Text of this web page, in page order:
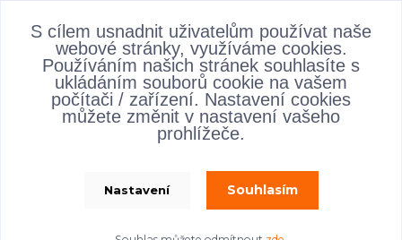
AKTUALITY
S cílem usnadnit uživatelům používat naše
webové stránky, využíváme cookies.
Používáním našich stránek souhlasíte s
ukládáním souborů cookie na vašem
počítači / zařízení. Nastavení cookies
můžete změnit v nastavení vašeho
prohlížeče.
Nastavení Souhlasím